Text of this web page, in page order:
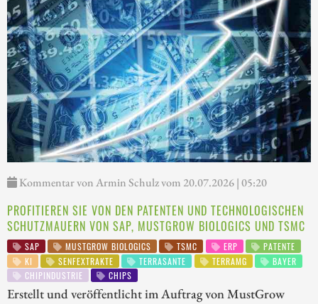
Kommentar von Armin Schulz vom 20.07.2026 | 05:20
PROFITIEREN SIE VON DEN PATENTEN UND TECHNOLOGISCHEN
SCHUTZMAUERN VON SAP, MUSTGROW BIOLOGICS UND TSMC
SAP MUSTGROW BIOLOGICS TSMC ERP
PATENTE
KI
SENFEXTRAKTE TERRASANTE TERRAMG
BAYER
CHIPINDUSTRIE
CHIPS
Erstellt und veröffentlicht im Auftrag von MustGrow